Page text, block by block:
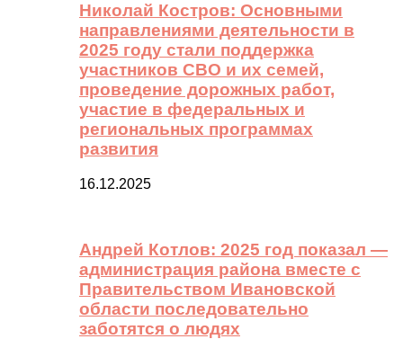
Николай Костров: Основными
направлениями деятельности в
2025 году стали поддержка
участников СВО и их семей,
проведение дорожных работ,
участие в федеральных и
региональных программах
развития
16.12.2025
Андрей Котлов: 2025 год показал —
администрация района вместе с
Правительством Ивановской
области последовательно
заботятся о людях